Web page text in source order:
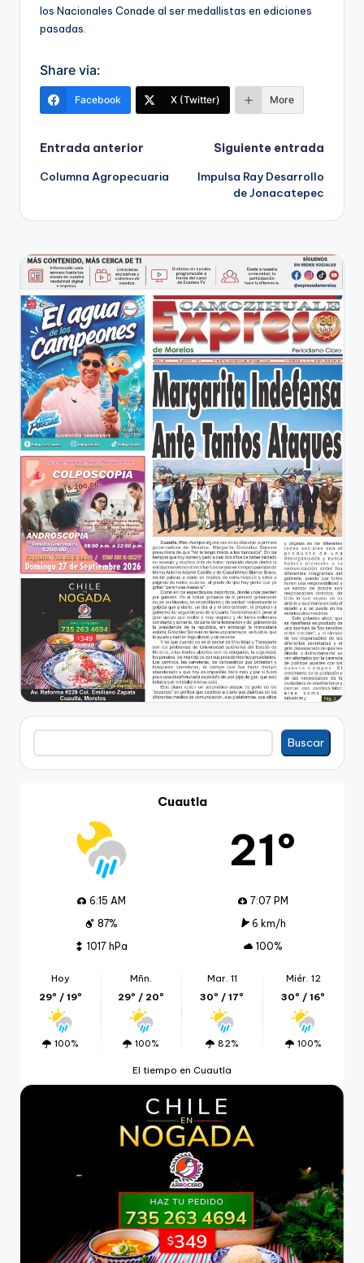
los Nacionales Conade al ser medallistas en ediciones
pasadas.
Share via:
Facebook X (Twitter) More
Navegación
de
entradas
Entrada anterior
Columna Agropecuaria
Siguiente entrada
Impulsa Ray Desarrollo
de Jonacatepec
Buscar
Buscar
Cuautla
21º
6:15 AM
7:07 PM
87%
6 km/h
1017 hPa
100%
Hoy
29º / 19º
100%
Mñn.
29º / 20º
100%
Mar. 11
30º / 17º
82%
Miér. 12
30º / 16º
100%
El tiempo en Cuautla